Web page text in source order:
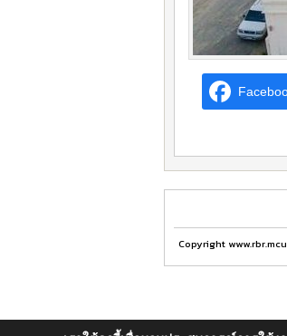
Copyright